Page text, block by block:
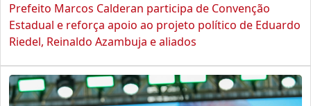
Prefeito Marcos Calderan participa de Convenção
Estadual e reforça apoio ao projeto político de Eduardo
Riedel, Reinaldo Azambuja e aliados